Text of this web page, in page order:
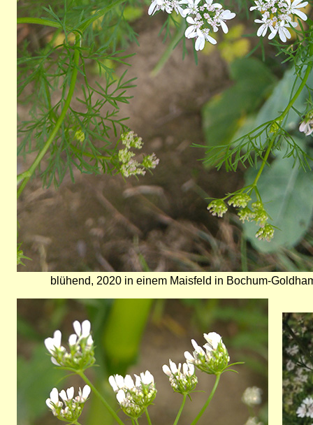
blühend, 2020 in einem Maisfeld in Bochum-
Bild